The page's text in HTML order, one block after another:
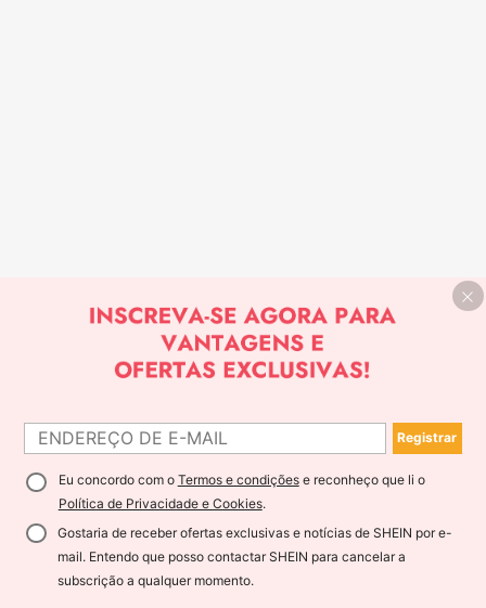
Registrar
Eu concordo com o Termos e condiçõese reconheço que li o
Política de Privacidade e Cookies.
Gostaria de receber ofertas exclusivas e notícias de SHEIN por e-
mail. Entendo que posso contactar SHEIN para cancelar a
subscrição a qualquer momento.